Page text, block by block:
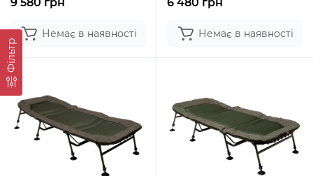
Фільтр
Немає в наявності Немає в наявності